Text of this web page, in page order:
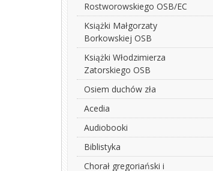
Rostworowskiego OSB/EC
Książki Małgorzaty
Borkowskiej OSB
Książki Włodzimierza
Zatorskiego OSB
Osiem duchów zła
Acedia
Audiobooki
Biblistyka
Chorał gregoriański i